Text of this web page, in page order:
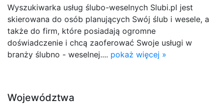
Wyszukiwarka usług ślubo-weselnych Slubi.pl jest
skierowana do osób planujących Swój ślub i wesele, a
także do firm, które posiadają ogromne
doświadczenie i chcą zaoferować Swoje usługi w
branży ślubno - weselnej.... pokaż więcej »
Województwa